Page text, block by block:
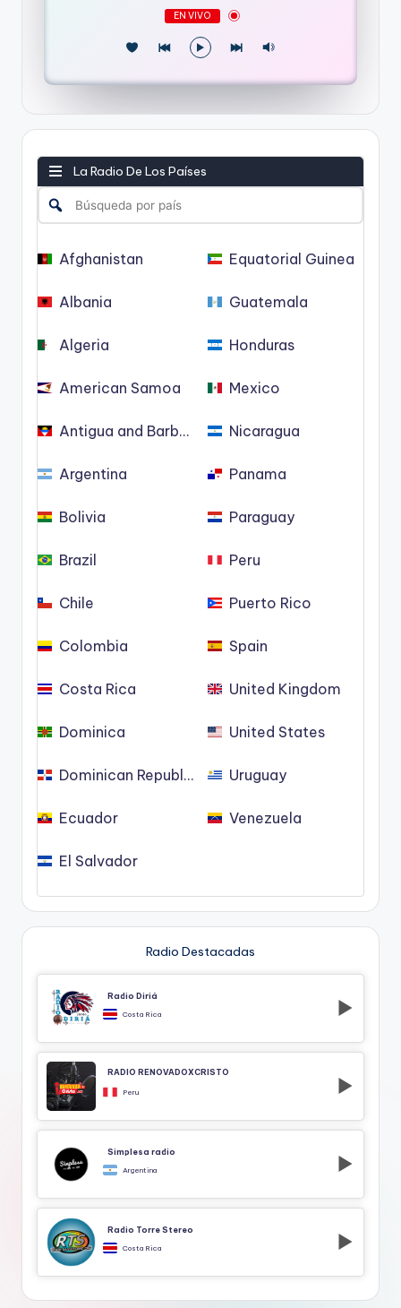
EN VIVO
La Radio De Los Países
Afghanistan
Albania
Algeria
American Samoa
Antigua and Barbuda
Argentina
Bolivia
Brazil
Chile
Colombia
Costa Rica
Dominica
Dominican Republic
Ecuador
El Salvador
Equatorial Guinea
Guatemala
Honduras
Mexico
Nicaragua
Panama
Paraguay
Peru
Puerto Rico
Spain
United Kingdom
United States
Uruguay
Venezuela
Radio Destacadas
Radio Diriá
Costa Rica
RADIO RENOVADOXCRISTO
Peru
Simplesa radio
Argentina
Radio Torre Stereo
Costa Rica